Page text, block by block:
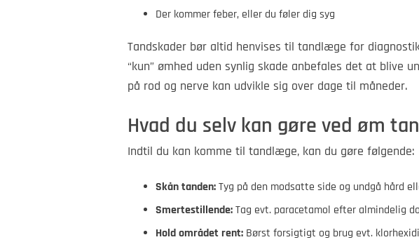
Der kommer feber, eller du føler dig syg
Tandskader bør altid henvises til tandlæge for
“kun” ømhed uden synlig skade anbefales det at blive
på rod og nerve kan udvikle sig over dage til måneder.
Hvad du selv kan gøre ved øm
Indtil du kan komme til tandlæge, kan du gøre følgende:
Skån tanden:Tyg på den modsatte side og undgå hård
Smertestillende:Tag evt. paracetamol efter almindelig
Hold området rent:Børst forsigtigt og brug evt.